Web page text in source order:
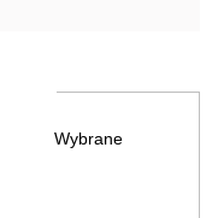
Wybrane